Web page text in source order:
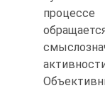
процессе